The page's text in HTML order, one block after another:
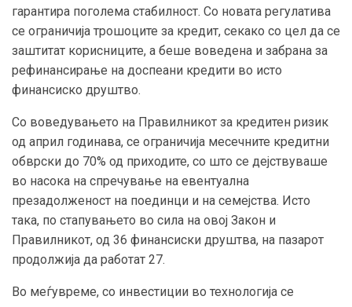
гарантира поголема стабилност. Со новата регулатива
се ограничија трошоците за кредит, секако со цел да се
заштитат корисниците, а беше воведена и забрана за
рефинансирање на доспеани кредити во исто
финансиско друштво.
Со воведувањето на Правилникот за кредитен ризик
од април годинава, се ограничија месечните кредитни
обврски до 70% од приходите, со што се дејствуваше
во насока на спречување на евентуална
презадолженост на поединци и на семејства. Исто
така, по стапувањето во сила на овој Закон и
Правилникот, од 36 финансиски друштва, на пазарот
продолжија да работат 27.
Во меѓувреме, со инвестиции во технологија се